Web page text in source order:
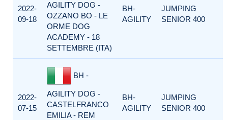
2022-
09-18
AGILITY DOG -
OZZANO BO - LE
ORME DOG
ACADEMY - 18
SETTEMBRE (ITA)
BH-
AGILITY
JUMPING
SENIOR 400
2022-
07-15
BH -
AGILITY DOG -
CASTELFRANCO
EMILIA - REM
BH-
AGILITY
JUMPING
SENIOR 400